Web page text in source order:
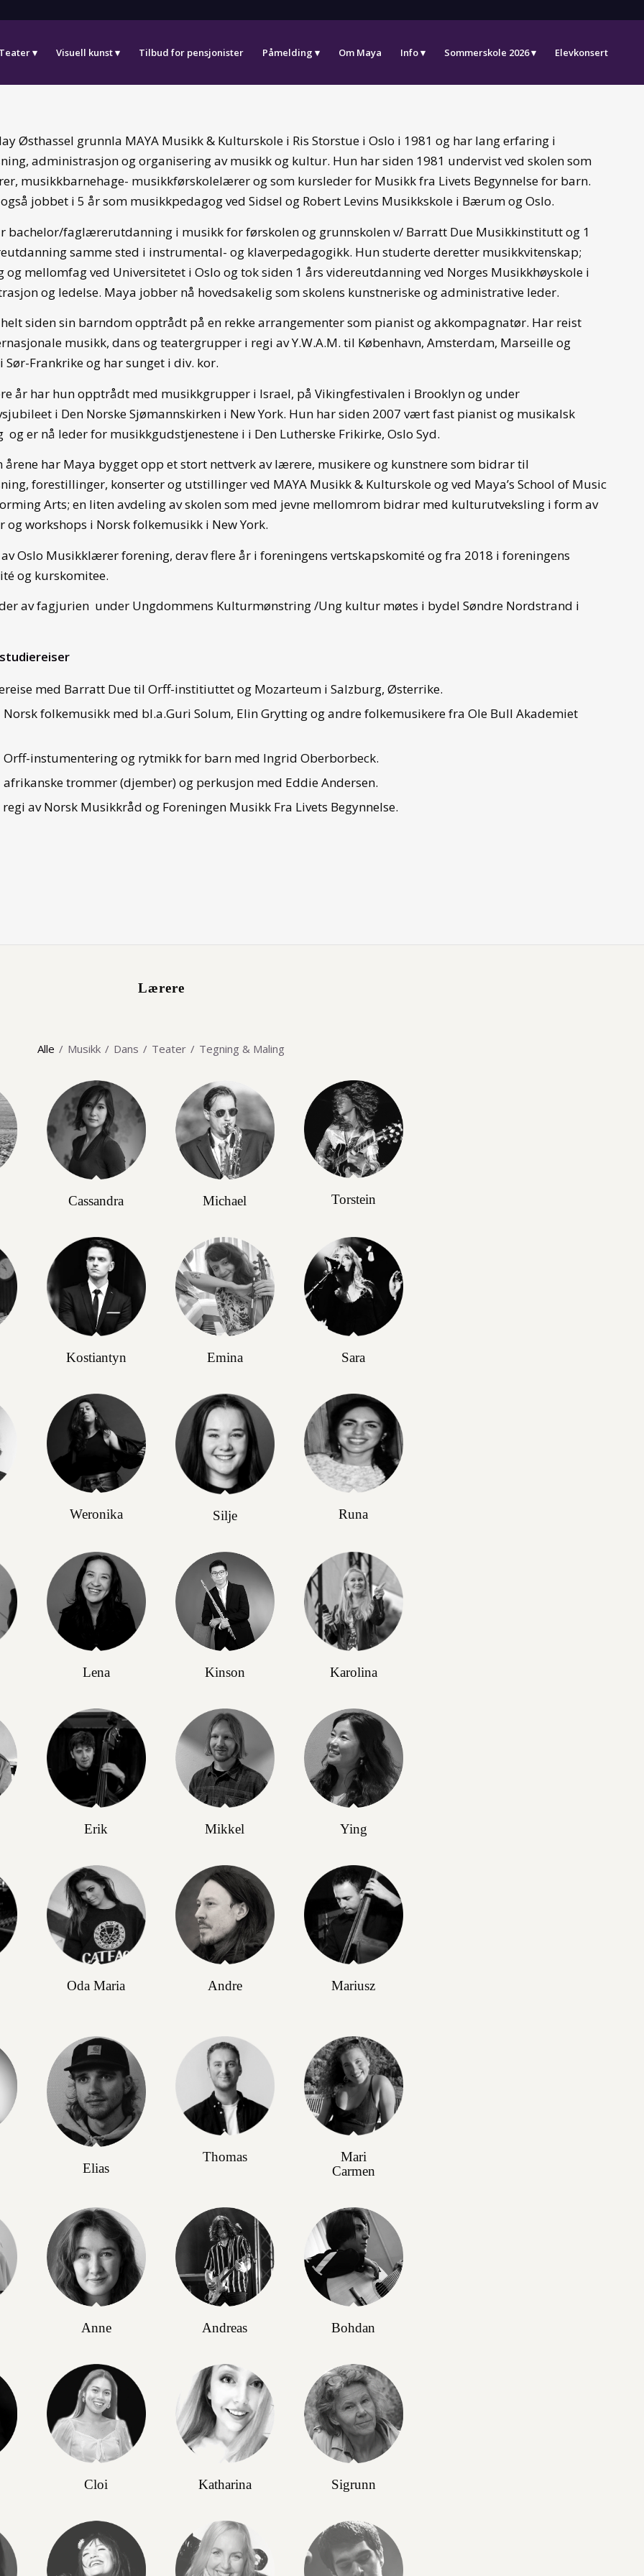
Visuell kunst Tilbud for pensjonister Påmelding Om Maya Info Sommerskole 2026 Elevkonsert
Østhassel grunnla MAYA Musikk & Kulturskole i Ris Storstue i Oslo i 1981 og har lang erfaring i
administrasjon og organisering av musikk og kultur. Hun har siden 1981 undervist ved skolen som
musikkbarnehage- musikkførskolelærer og som kursleder for Musikk fra Livets Begynnelse for barn.
jobbet i 5 år som musikkpedagog ved Sidsel og Robert Levins Musikkskole i Bærum og Oslo.
bachelor/faglærerutdanning i musikk for førskolen og grunnskolen v/ Barratt Due Musikkinstitutt og 1
samme sted i instrumental- og klaverpedagogikk. Hun studerte deretter musikkvitenskap;
og mellomfag ved Universitetet i Oslo og tok siden 1 års videreutdanning ved Norges Musikkhøyskole i
og ledelse. Maya jobber nå hovedsakelig som skolens kunstneriske og administrative leder.
siden sin barndom opptrådt på en rekke arrangementer som pianist og akkompagnatør. Har reist
musikk, dans og teatergrupper i regi av Y.W.A.M. til København, Amsterdam, Marseille og
Sør-Frankrike og har sunget i div. kor.
år har hun opptrådt med musikkgrupper i Israel, på Vikingfestivalen i Brooklyn og under
i Den Norske Sjømannskirken i New York. Hun har siden 2007 vært fast pianist og musikalsk
og er nå leder for musikkgudstjenestene i i Den Lutherske Frikirke, Oslo Syd.
årene har Maya bygget opp et stort nettverk av lærere, musikere og kunstnere som bidrar til
forestillinger, konserter og utstillinger ved MAYA Musikk & Kulturskole og ved Maya’s School of Music
Arts; en liten avdeling av skolen som med jevne mellomrom bidrar med kulturutveksling i form av
og workshops i Norsk folkemusikk i New York.
Oslo Musikklærer forening, derav flere år i foreningens vertskapskomité og fra 2018 i foreningens
og kurskomitee.
av fagjurien under Ungdommens Kulturmønstring /Ung kultur møtes i bydel Søndre Nordstrand i
med Barratt Due til Orff-institiuttet og Mozarteum i Salzburg, Østerrike.
Norsk folkemusikk med bl.a.Guri Solum, Elin Grytting og andre folkemusikere fra Ole Bull Akademiet
Orff-instumentering og rytmikk for barn med Ingrid Oberborbeck.
afrikanske trommer (djember) og perkusjon med Eddie Andersen.
av Norsk Musikkråd og Foreningen Musikk Fra Livets Begynnelse.
Lærere
Alle / Musikk / Dans / Teater / Tegning & Maling
Cassandra Michael Torstein
Kostiantyn Emina Sara
Weronika Silje Runa
Lena Kinson Karolina
Erik Mikkel Ying
Oda Maria Andre Mariusz
Elias
Thomas
Mari
Carmen
Anne Andreas Bohdan
Cloi Katharina Sigrunn